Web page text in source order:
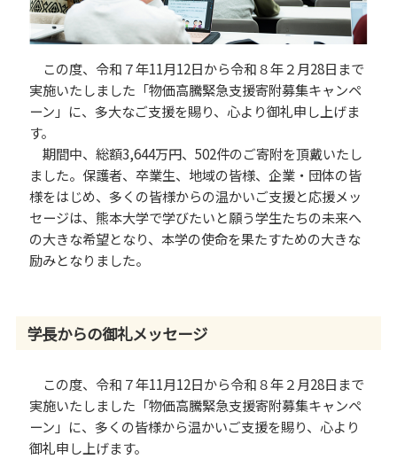
この度、令和７年11月12日から令和８年２月28日まで
実施いたしました「物価高騰緊急支援寄附募集キャンペ
ーン」に、多大なご支援を賜り、心より御礼申し上げま
す。
期間中、総額3,644万円、502件のご寄附を頂戴いたし
ました。保護者、卒業生、地域の皆様、企業・団体の皆
様をはじめ、多くの皆様からの温かいご支援と応援メッ
セージは、熊本大学で学びたいと願う学生たちの未来へ
の大きな希望となり、本学の使命を果たすための大きな
励みとなりました。
学長からの御礼メッセージ
この度、令和７年11月12日から令和８年２月28日まで
実施いたしました「物価高騰緊急支援寄附募集キャンペ
ーン」に、多くの皆様から温かいご支援を賜り、心より
御礼申し上げます。
冠基金
遺贈による寄附
古本による寄附
クラウドファンディング
寄附の方法
WEB申込によるご寄附
クレジットカードによるご寄
附
専用払込用紙によるご寄附
プライバシーポリシー